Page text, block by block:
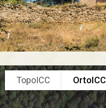
TopoICC OrtoICC